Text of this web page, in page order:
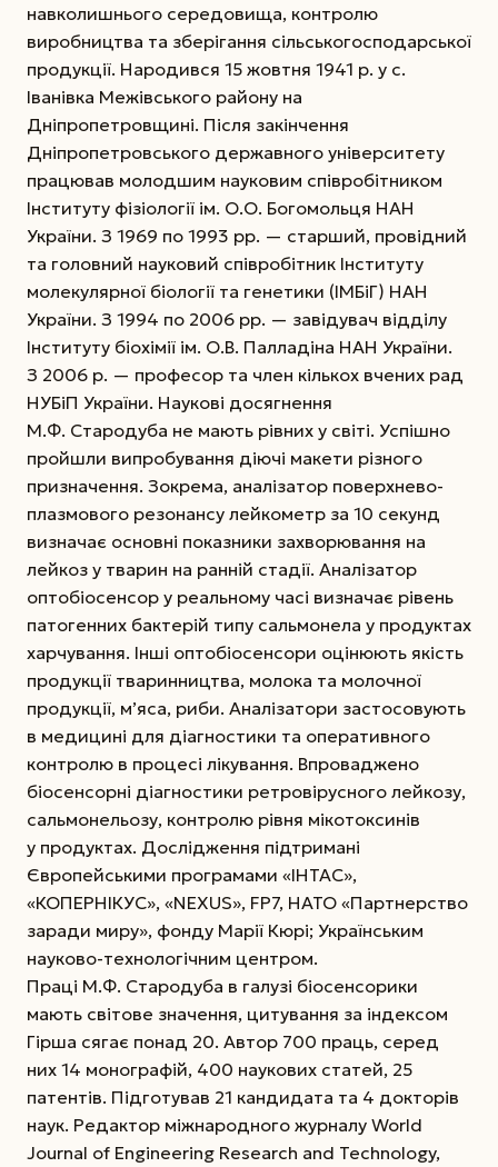
навколишнього середовища, контролю
виробництва та зберігання сільськогосподарської
продукції. Народився 15 жовтня 1941 р. у с.
Іванівка Ме­жівського району на
Дніпропетровщині. Після закінчення
Дніпропетровського державного університету
працював молодшим науковим співробітником
Інституту фізіології ім. О.О. Богомольця НАН
України. З 1969 по 1993 рр. — старший, провідний
та головний науковий співробітник Інституту
молекулярної біології та генетики (ІМБіГ) НАН
України. З 1994 по 2006 рр. — завідувач відділу
Інституту біохімії ім. О.В. Палладіна НАН України.
З 2006 р. — професор та член кількох вчених рад
НУБіП України. Наукові досягнення
М.Ф. Стародуба не мають рівних у світі. Успішно
пройшли випробування діючі макети різного
призначення. Зокрема, аналізатор поверхнево-
плазмового резонансу лейкометр за 10 секунд
визначає основні показники захворювання на
лейкоз у тварин на ранній стадії. Аналізатор
оптобіосенсор у реальному часі визначає рівень
патогенних бактерій типу сальмонела у продуктах
харчування. Інші оптобіосенсори оцінюють якість
продукції тваринництва, молока та молочної
продукції, м’яса, риби. Аналізатори застосовують
в медицині для діагностики та оперативного
контролю в процесі лікування. Впроваджено
біосенсорні діагностики ретровірусного лейкозу,
сальмонельозу, контролю рівня мікотоксинів
у продуктах. Дослідження підтримані
Європейськими програмами «ІНТАС»,
«КОПЕРНІКУС», «NEXUS», FP7, НАТО «Партнерство
заради миру», фонду Марії Кюрі; Українським
науково-технологічним центром.
Праці М.Ф. Стародуба в галузі біосенсорики
мають світове значення, цитування за індексом
Гірша сягає понад 20. Автор 700 праць, серед
них 14 монографій, 400 наукових статей, 25
патентів. Підготував 21 кандидата та 4 докторів
наук. Редактор міжнародного журналу World
Journal of Engineering Research and Technology,